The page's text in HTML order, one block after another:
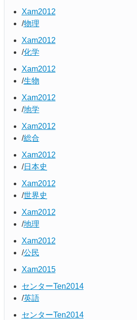
Xam2012
物理
Xam2012
化学
Xam2012
生物
Xam2012
地学
Xam2012
総合
Xam2012
日本史
Xam2012
世界史
Xam2012
地理
Xam2012
公民
Xam2015
センターTen2014
英語
センターTen2014